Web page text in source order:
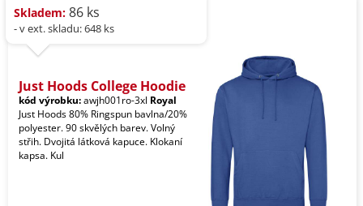
Skladem: 86 ks
- v ext. skladu: 648 ks
Just Hoods College Hoodie
kód výrobku:awjh001ro-3xl Royal
Just Hoods 80% Ringspun bavlna/20%
polyester. 90 skvělých barev. Volný
střih. Dvojitá látková kapuce. Klokaní
kapsa. Kul